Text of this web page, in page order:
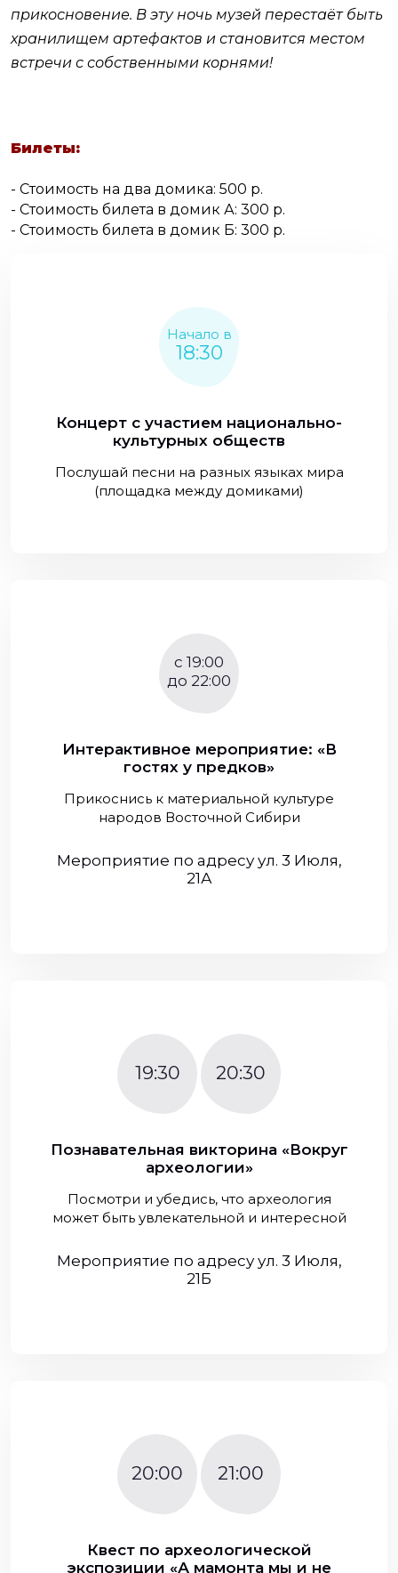
прикосновение. В эту ночь музей перестаёт быть
хранилищем артефактов и становится местом
встречи с собственными корнями!
Билеты:
- Стоимость на два домика: 500 р.
- Стоимость билета в домик А: 300 р.
- Стоимость билета в домик Б: 300 р.
Начало в
18:30
Концерт с участием национально-
культурных обществ
Послушай песни на разных языках мира
(площадка между домиками)
c 19:00
до 22:00
Интерактивное мероприятие: «В
гостях у предков»
Прикоснись к материальной культуре
народов Восточной Сибири
Мероприятие по адресу ул. 3 Июля,
21А
19:30 20:30
Познавательная викторина «Вокруг
археологии»
Посмотри и убедись, что археология
может быть увлекательной и интересной
Мероприятие по адресу ул. 3 Июля,
21Б
20:00 21:00
Квест по археологической
экспозиции «А мамонта мы и не